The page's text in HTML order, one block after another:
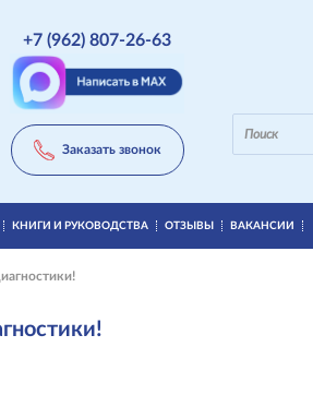
+7 (962) 807-26-63
Заказать звонок
КНИГИ И РУКОВОДСТВА ОТЗЫВЫ ВАКАНСИИ